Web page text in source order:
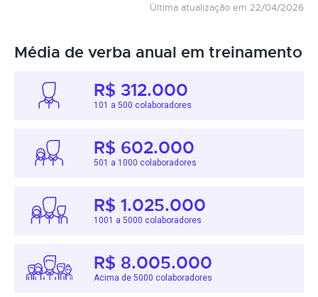
Última atualização em 22/04/2026
Média de verba anual em treinamento
R$ 312.000
101 a 500 colaboradores
R$ 602.000
501 a 1000 colaboradores
R$ 1.025.000
1001 a 5000 colaboradores
R$ 8.005.000
Acima de 5000 colaboradores